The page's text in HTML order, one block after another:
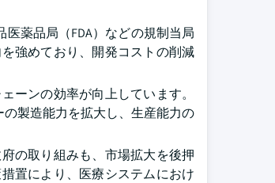
薬品局（FDA）などの規制当局
強めており、開発コストの削減
ーンの効率が向上しています。
製造能力を拡大し、生産能力の
の取り組みも、市場拡大を後押
置により、医療システムにおけ